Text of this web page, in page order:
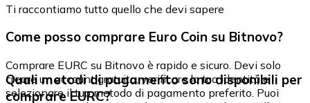
Ti raccontiamo tutto quello che devi sapere
Come posso comprare Euro Coin su Bitnovo?
Comprare EURC su Bitnovo è rapido e sicuro. Devi solo
creare un account gratuito, verificare la tua identità e
selezionare il tuo metodo di pagamento preferito. Puoi
Quali metodi di pagamento sono disponibili per
comprare EURC?